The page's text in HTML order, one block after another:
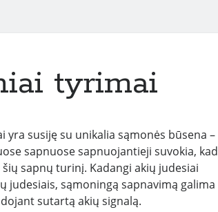
tyrimai
susiję su unikalia sąmonės būsena –
sapnuose sapnuojantieji suvokia, kad
sapnų turinį. Kadangi akių judesiai
judesiais, sąmoningą sapnavimą galima
sutartą akių signalą.